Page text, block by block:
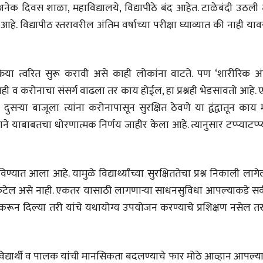
दिवस शाळा, महाविद्यालये, विद्यापीठे बंद आहेत. टाळेबंदी उठली
विद्यापीठ स्तरावरील अंतिम वर्षाच्या परीक्षा घ्याव्यात की नाही
त्वरित सुरू करावी असे काही लोकांना वाटते. पण ‘शारीरिक
व करोनाचा संसर्ग वाढला तर काय होईल, हा प्रश्नही भेडसावतो आहे.
बाजूला त्यांना करोनापासून सुरक्षित ठेवणे या द्वंद्वातून काय
याबाबतचा धोरणात्मक निर्णय जाहीर केला आहे. त्यानुसार
आला आहे. यामुळे विद्यार्थ्यांच्या सुरक्षिततेचा प्रश्न निकाली
असे नाही. एकतर यासाठी लागणाऱ्या साधनसुविधा आपल्याकडे
दिल्या तरी यांचे यथायोग्य उपयोजन करण्याचे प्रशिक्षण नसेल
व पालक यांची मानसिकता बदलण्याचे फार मोठे आव्हान
लेख
प्रधानांच्याच काय
EDITORIAL
Will Sonam
Wangchuk's Hunger
Strike Make a
Difference?
Editor
20 Jul 2026
देणारा चित्रकार
देणारा चित्रकार